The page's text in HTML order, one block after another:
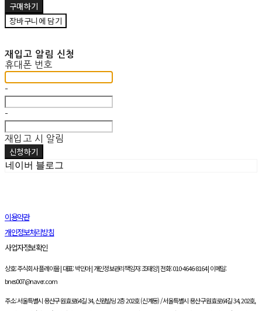
구매하기
장바구니에 담기
재입고 알림 신청
휴대폰 번호
-
-
재입고 시 알림
신청하기
네이버 블로그
이용약관
개인정보처리방침
사업자정보확인
상호: 주식회사 플레이몰 | 대표: 박민아 | 개인정보관리책임자: 조태양 | 전화: 010-4646-8164 | 이메일:
bnes007@naver.com
주소: 서울특별시 용산구 원효로64길 34, 신원빌딩 2층 202호 (신계동) / 서울특별시 용산구 원효로64길 34, 202호,